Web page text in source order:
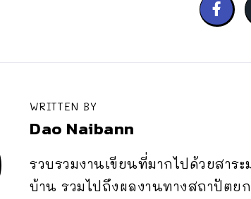
WRITTEN BY
Dao Naibann
รวบรวมงานเขียนที่มากไปด้วยสาร
บ้าน รวมไปถึงผลงานทางสถาปัตย